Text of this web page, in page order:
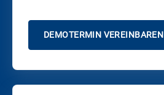
DEMOTERMIN VEREINBAREN